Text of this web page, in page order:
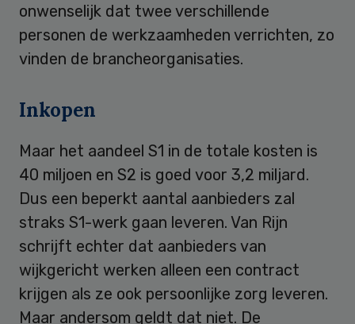
onwenselijk dat twee verschillende
personen de werkzaamheden verrichten, zo
vinden de brancheorganisaties.
Inkopen
Maar het aandeel S1 in de totale kosten is
40 miljoen en S2 is goed voor 3,2 miljard.
Dus een beperkt aantal aanbieders zal
straks S1-werk gaan leveren. Van Rijn
schrijft echter dat aanbieders van
wijkgericht werken alleen een contract
krijgen als ze ook persoonlijke zorg leveren.
Maar andersom geldt dat niet. De